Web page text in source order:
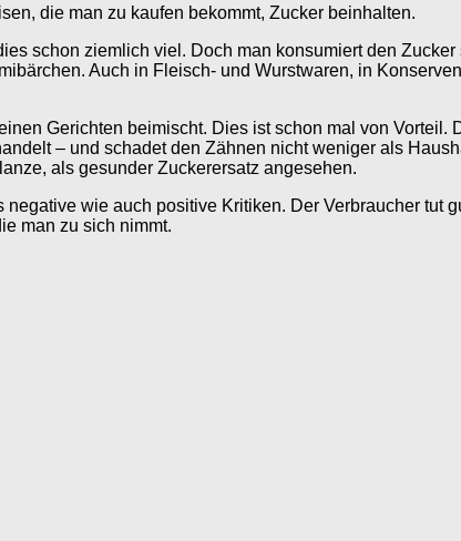
die man zu kaufen bekommt, Zucker beinhalten.
schon ziemlich viel. Doch man konsumiert den
Auch in Fleisch- und Wurstwaren, in
Gerichten beimischt. Dies ist schon mal von
– und schadet den Zähnen nicht weniger als
als gesunder Zuckerersatz angesehen.
wie auch positive Kritiken. Der Verbraucher tut
man zu sich nimmt.